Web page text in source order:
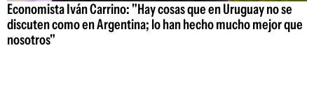
Economista Iván Carrino: "Hay cosas que en Uruguay no se
discuten como en Argentina; lo han hecho mucho mejor que
nosotros"